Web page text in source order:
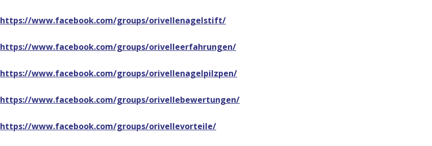
https://www.facebook.com/groups/orivellenagelstift/
https://www.facebook.com/groups/orivelleerfahrungen/
https://www.facebook.com/groups/orivellenagelpilzpen/
https://www.facebook.com/groups/orivellebewertungen/
https://www.facebook.com/groups/orivellevorteile/